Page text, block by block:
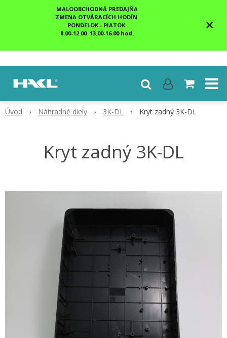
MALOOBCHODNÁ PREDAJŇA
ZMENA OTVÁRACÍCH HODÍN
PONDELOK - PIATOK
8.00-12.00 13.00-16.00 hod.
×
Úvod Náhradné diely 3K-DL Kryt zadný 3K-DL
Kryt zadný 3K-DL